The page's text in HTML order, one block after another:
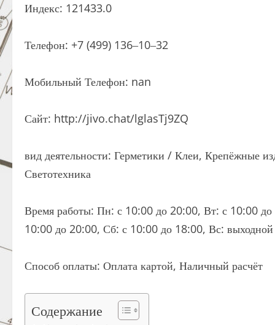
Индекс: 121433.0
Телефон: +7 (499) 136‒10‒32
Мобильный Телефон: nan
Сайт: http://jivo.chat/lglasTj9ZQ
вид деятельности: Герметики / Клеи, Крепёжные
Светотехника
Время работы: Пн: с 10:00 до 20:00, Вт: с 10:00
10:00 до 20:00, Сб: с 10:00 до 18:00, Вс: выходной
Способ оплаты: Оплата картой, Наличный расчёт
Содержание